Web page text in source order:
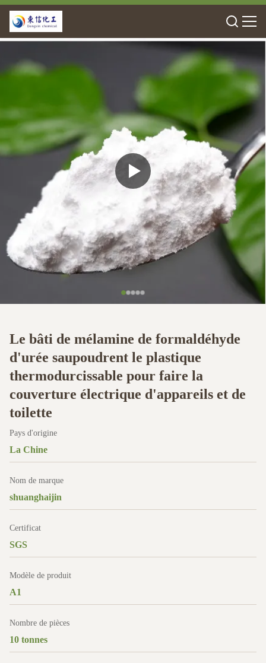
Le bâti de mélamine de formaldéhyde
d'urée saupoudrent le plastique
thermodurcissable pour faire la
couverture électrique d'appareils et de
toilette
Pays d'origine
La Chine
Nom de marque
shuanghaijin
Certificat
SGS
Modèle de produit
A1
Nombre de pièces
10 tonnes